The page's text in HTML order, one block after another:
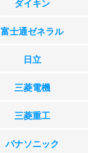
ダイキン
富士通ゼネラル
日立
三菱電機
三菱重工
パナソニック